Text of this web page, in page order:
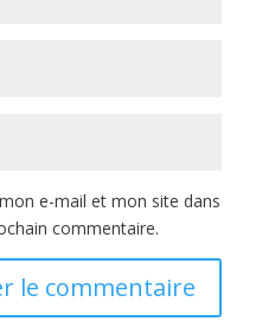
e-mail et mon site dans
commentaire.